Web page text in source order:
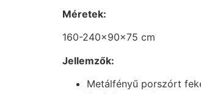
Méretek:
160-240x90x75 cm
Jellemzők:
Metálfényű porszórt